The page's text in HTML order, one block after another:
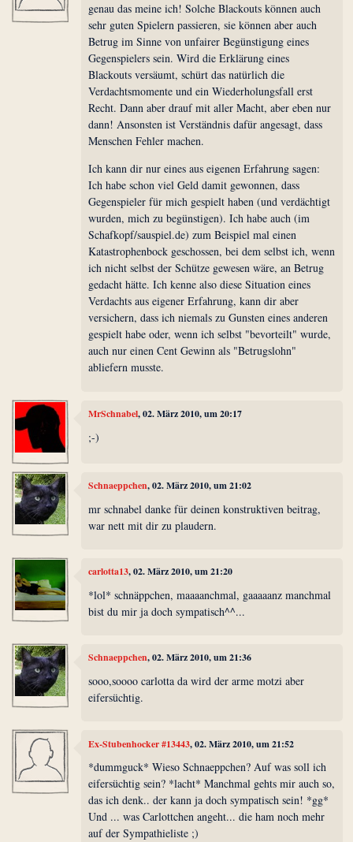
genau das meine ich! Solche Blackouts können auch
sehr guten Spielern passieren, sie können aber auch
Betrug im Sinne von unfairer Begünstigung eines
Gegenspielers sein. Wird die Erklärung eines
Blackouts versäumt, schürt das natürlich die
Verdachtsmomente und ein Wiederholungsfall erst
Recht. Dann aber drauf mit aller Macht, aber eben nur
dann! Ansonsten ist Verständnis dafür angesagt, dass
Menschen Fehler machen.
Ich kann dir nur eines aus eigenen Erfahrung sagen:
Ich habe schon viel Geld damit gewonnen, dass
Gegenspieler für mich gespielt haben (und verdächtigt
wurden, mich zu begünstigen). Ich habe auch (im
Schafkopf/sauspiel.de) zum Beispiel mal einen
Katastrophenbock geschossen, bei dem selbst ich, wenn
ich nicht selbst der Schütze gewesen wäre, an Betrug
gedacht hätte. Ich kenne also diese Situation eines
Verdachts aus eigener Erfahrung, kann dir aber
versichern, dass ich niemals zu Gunsten eines anderen
gespielt habe oder, wenn ich selbst "bevorteilt" wurde,
auch nur einen Cent Gewinn als "Betrugslohn"
abliefern musste.
MrSchnabel, 02. März 2010, um 20:17
;-)
Schnaeppchen, 02. März 2010, um 21:02
mr schnabel danke für deinen konstruktiven beitrag,
war nett mit dir zu plaudern.
carlotta13, 02. März 2010, um 21:20
*lol* schnäppchen, maaaanchmal, gaaaaanz manchmal
bist du mir ja doch sympatisch^^...
Schnaeppchen, 02. März 2010, um 21:36
sooo,soooo carlotta da wird der arme motzi aber
eifersüchtig.
Ex-Stubenhocker #13443, 02. März 2010, um 21:52
*dummguck* Wieso Schnaeppchen? Auf was soll ich
eifersüchtig sein? *lacht* Manchmal gehts mir auch so,
das ich denk.. der kann ja doch sympatisch sein! *gg*
Und ... was Carlottchen angeht... die ham noch mehr
auf der Sympathieliste ;)